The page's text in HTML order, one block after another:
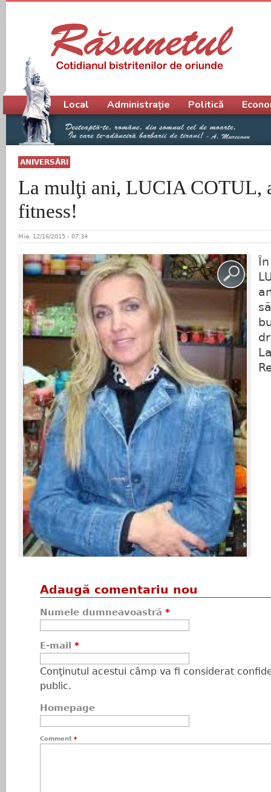
ANIVERSĂRI
La mulţi ani, LUCIA COTUL,
fitness!
Mie, 12/16/2015 - 07:34
Adaugă comentariu nou
Numele dumneavoastră *
E-mail *
Conţinutul acestui câmp va fi considerat
public.
Homepage
Comment *
Meniu principal
Local Administrație Politică